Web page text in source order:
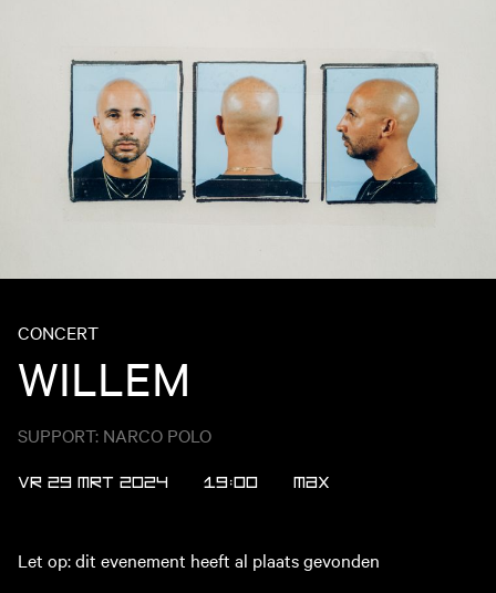
CONCERT
WILLEM
SUPPORT: NARCO POLO
VR 29 MRT 2024 19:00 MAX
Let op: dit evenement heeft al plaats gevonden